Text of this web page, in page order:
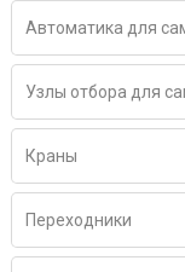
Автоматика для
Узлы отбора для
Краны
Переходники